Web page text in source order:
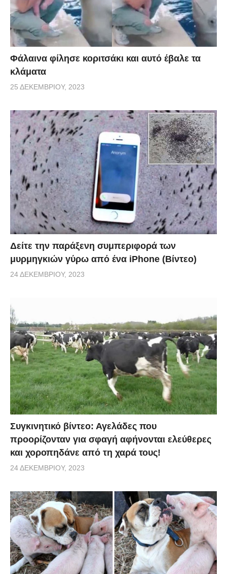
Φάλαινα φίλησε κοριτσάκι και αυτό έβαλε τα
κλάματα
25 ΔΕΚΕΜΒΡΊΟΥ, 2023
Δείτε την παράξενη συμπεριφορά των
μυρμηγκιών γύρω από ένα iPhone (Βίντεο)
24 ΔΕΚΕΜΒΡΊΟΥ, 2023
Συγκινητικό βίντεο: Αγελάδες που
προορίζονταν για σφαγή αφήνονται ελεύθερες
και χοροπηδάνε από τη χαρά τους!
24 ΔΕΚΕΜΒΡΊΟΥ, 2023